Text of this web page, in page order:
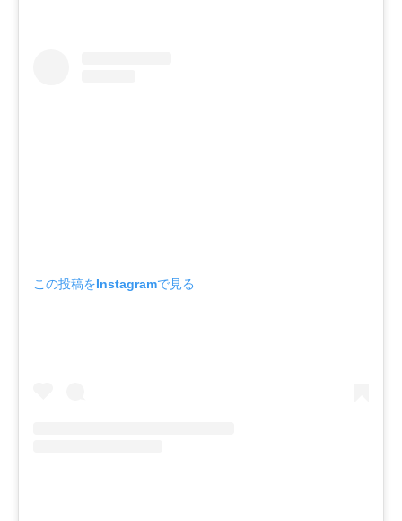
この投稿をInstagramで見る